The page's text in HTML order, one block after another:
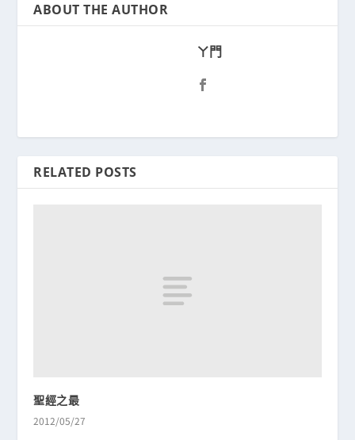
ABOUT THE AUTHOR
ㄚ門
RELATED POSTS
聖經之最
2012/05/27